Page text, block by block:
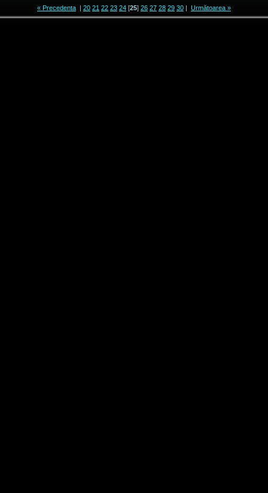
« Precedenta | 20 21 22 23 24 [25] 26 27 28 29 30 | Următoarea »